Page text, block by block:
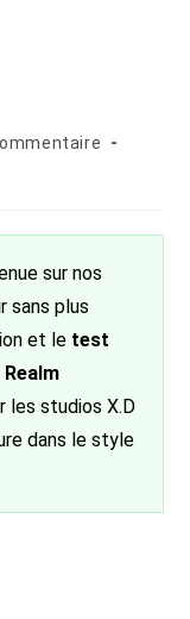
sur nos
sans plus
et le test
les studios X.D
dans le style